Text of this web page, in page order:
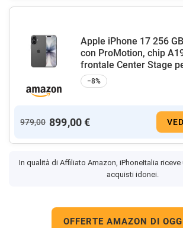
Apple iPhone 17 256
con ProMotion, chip
frontale Center Stage
−8%
979,00 899,00 €
In qualità di Affiliato Amazon, iPhoneItalia
acquisti idonei.
OFFERTE AMAZON DI